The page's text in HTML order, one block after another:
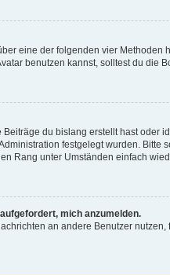
eine der folgenden vier
benutzen kannst, solltest du die
du bislang erstellt hast
festgelegt wurden.
Rang unter Umständen einfach
mich anzumelden.
an andere Benutzer